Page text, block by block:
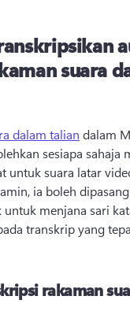
suara
dalam talian dalam
sesiapa sahaja
untuk suara latar
ia boleh
untuk menjana sari
transkrip yang
rakaman